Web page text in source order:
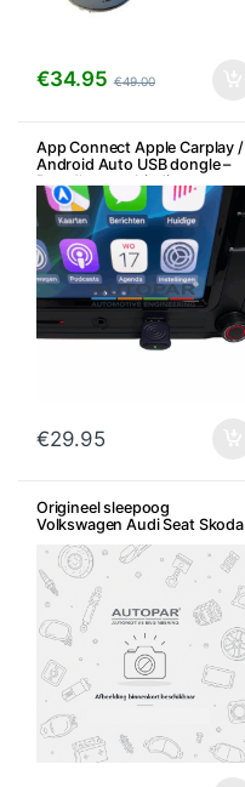
€34.95 €49.00
App Connect Apple Carplay /
Android Auto USB dongle –
Draadloze verbinding
Bluetooth
€29.95
Origineel sleepoog
Volkswagen Audi Seat Skoda